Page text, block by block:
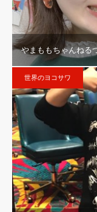
やまももちゃんねる
世界のヨコサワ